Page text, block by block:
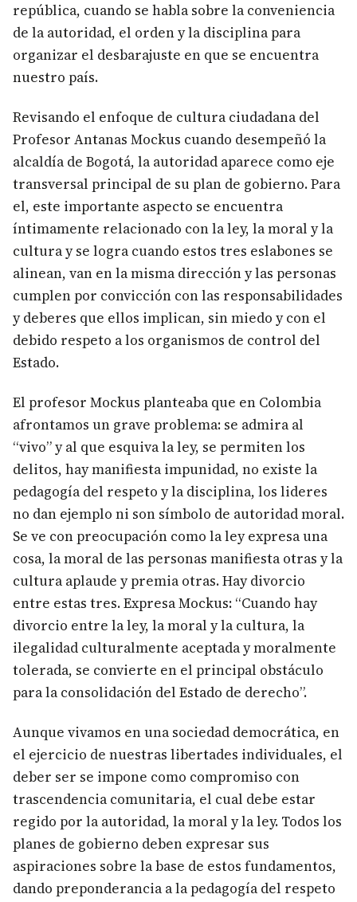
república, cuando se habla sobre la conveniencia
de la autoridad, el orden y la disciplina para
organizar el desbarajuste en que se encuentra
nuestro país.
Revisando el enfoque de cultura ciudadana del
Profesor Antanas Mockus cuando desempeñó la
alcaldía de Bogotá, la autoridad aparece como eje
transversal principal de su plan de gobierno. Para
el, este importante aspecto se encuentra
íntimamente relacionado con la ley, la moral y la
cultura y se logra cuando estos tres eslabones se
alinean, van en la misma dirección y las personas
cumplen por convicción con las responsabilidades
y deberes que ellos implican, sin miedo y con el
debido respeto a los organismos de control del
Estado.
El profesor Mockus planteaba que en Colombia
afrontamos un grave problema: se admira al
“vivo” y al que esquiva la ley, se permiten los
delitos, hay manifiesta impunidad, no existe la
pedagogía del respeto y la disciplina, los lideres
no dan ejemplo ni son símbolo de autoridad moral.
Se ve con preocupación como la ley expresa una
cosa, la moral de las personas manifiesta otras y la
cultura aplaude y premia otras. Hay divorcio
entre estas tres. Expresa Mockus: “Cuando hay
divorcio entre la ley, la moral y la cultura, la
ilegalidad culturalmente aceptada y moralmente
tolerada, se convierte en el principal obstáculo
para la consolidación del Estado de derecho”.
Aunque vivamos en una sociedad democrática, en
el ejercicio de nuestras libertades individuales, el
deber ser se impone como compromiso con
trascendencia comunitaria, el cual debe estar
regido por la autoridad, la moral y la ley. Todos los
planes de gobierno deben expresar sus
aspiraciones sobre la base de estos fundamentos,
dando preponderancia a la pedagogía del respeto